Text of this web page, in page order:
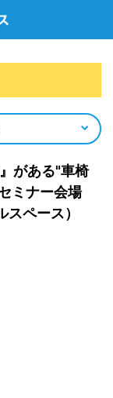
がある"車椅
ミナー会場
スペース）